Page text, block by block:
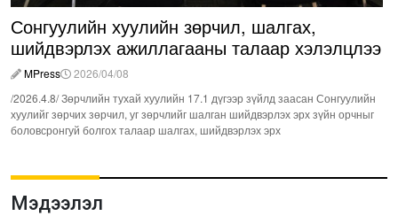
Сонгуулийн хуулийн зөрчил, шалгах,
шийдвэрлэх ажиллагааны талаар хэлэлцлээ
MPress
2026/04/08
/2026.4.8/ Зөрчлийн тухай хуулийн 17.1 дүгээр зүйлд заасан Сонгуулийн
хуулийг зөрчих зөрчил, уг зөрчлийг шалган шийдвэрлэх эрх зүйн орчныг
боловсронгуй болгох талаар шалгах, шийдвэрлэх эрх
Мэдээлэл